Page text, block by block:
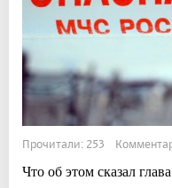
Прочитали: 253
Что об этом сказал